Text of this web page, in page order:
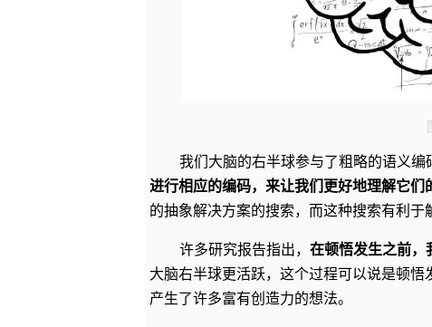
我们大脑的右半球参与了粗略的语义编
进行相应的编码，来让我们更好地理解它们
的抽象解决方案的搜索，而这种搜索有利于
许多研究报告指出， 在顿悟发生之前，
大脑右半球更活跃，这个过程可以说是顿悟
产生了许多富有创造力的想法。